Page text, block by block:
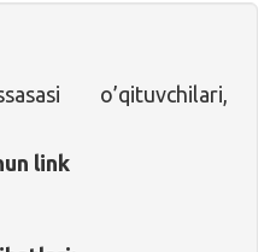
o’qituvchilari,
link